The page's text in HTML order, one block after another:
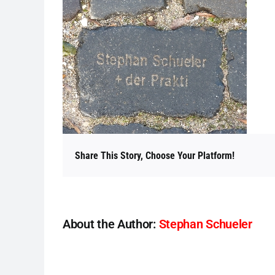
Share This Story, Choose Your Platform!
About the Author: Stephan Schueler